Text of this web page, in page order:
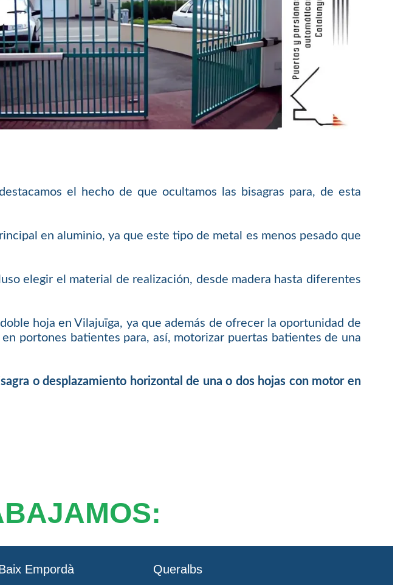
el hecho de que ocultamos las bisagras para, de esta
en aluminio, ya que este tipo de metal es menos pesado que
elegir el material de realización, desde madera hasta diferentes
hoja en Vilajuïga, ya que además de ofrecer la oportunidad de
portones batientes para, así, motorizar puertas batientes de una
o desplazamiento horizontal de una o dos hojas con motor en
Empordà Queralbs